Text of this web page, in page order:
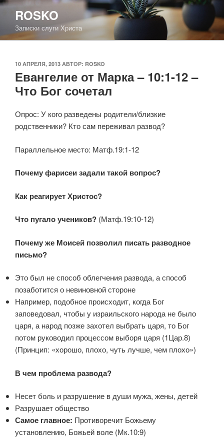
Перейти
содержимому
ROSKO
Записки слуги Христа
ОПУБЛИКОВАНО
10 АПРЕЛЯ, 2013 АВТОР: ROSKO
Евангелие от Марка – 10:1-12 –
Что Бог сочетал
Опрос: У кого разведены родители/близкие
родственники? Кто сам переживал развод?
Параллельное место: Матф.19:1-12
Почему фарисеи задали такой вопрос?
Как реагирует Христос?
Что пугало учеников? (Матф.19:10-12)
Почему же Моисей позволил писать разводное
письмо?
Это был не способ облегчения развода, а способ
позаботится о невиновной стороне
Например, подобное происходит, когда Бог
заповедовал, чтобы у израильского народа не было
царя, а народ позже захотел выбрать царя, то Бог
потом руководил процессом выборя царя (1Цар.8)
(Принцип: «хорошо, плохо, чуть лучше, чем плохо»)
В чем проблема развода?
Несет боль и разрушение в души мужа, жены, детей
Разрушает общество
Самое главное: Противоречит Божьему
установлению, Божьей воле (Мк.10:9)